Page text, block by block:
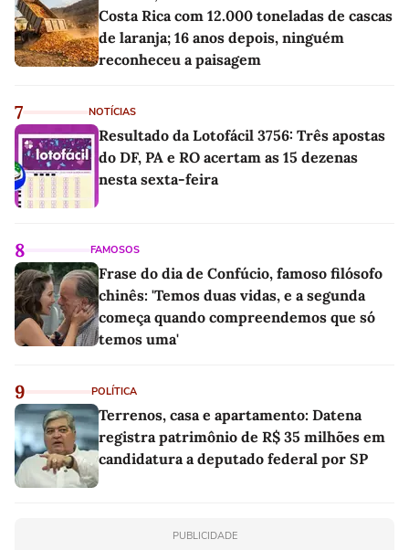
Costa Rica com 12.000 toneladas de cascas
de laranja; 16 anos depois, ninguém
reconheceu a paisagem
7 NOTÍCIAS
Resultado da Lotofácil 3756: Três apostas
do DF, PA e RO acertam as 15 dezenas
nesta sexta-feira
8 FAMOSOS
Frase do dia de Confúcio, famoso filósofo
chinês: 'Temos duas vidas, e a segunda
começa quando compreendemos que só
temos uma'
9 POLÍTICA
Terrenos, casa e apartamento: Datena
registra patrimônio de R$ 35 milhões em
candidatura a deputado federal por SP
PUBLICIDADE